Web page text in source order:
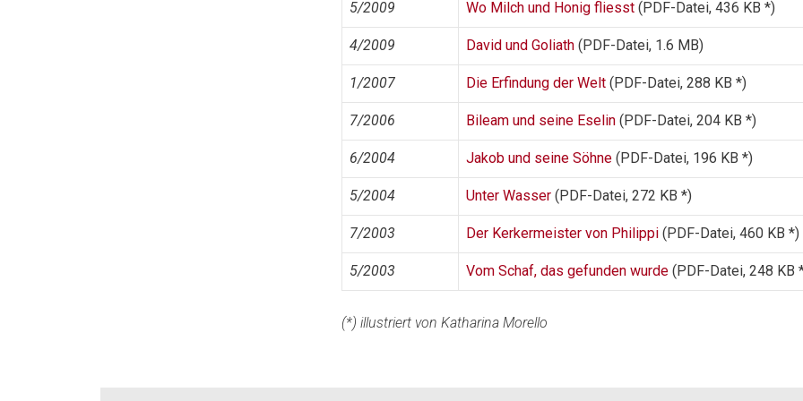
5/2009 Wo Milch und Honig fliesst (PDF-Datei, 436 KB *)
4/2009 David und Goliath (PDF-Datei, 1.6 MB)
1/2007 Die Erfindung der Welt (PDF-Datei, 288 KB *)
7/2006 Bileam und seine Eselin (PDF-Datei, 204 KB *)
6/2004 Jakob und seine Söhne (PDF-Datei, 196 KB *)
5/2004 Unter Wasser (PDF-Datei, 272 KB *)
7/2003 Der Kerkermeister von Philippi (PDF-Datei, 460 KB *)
5/2003 Vom Schaf, das gefunden wurde (PDF-Datei, 248 KB
(*) illustriert von Katharina Morello